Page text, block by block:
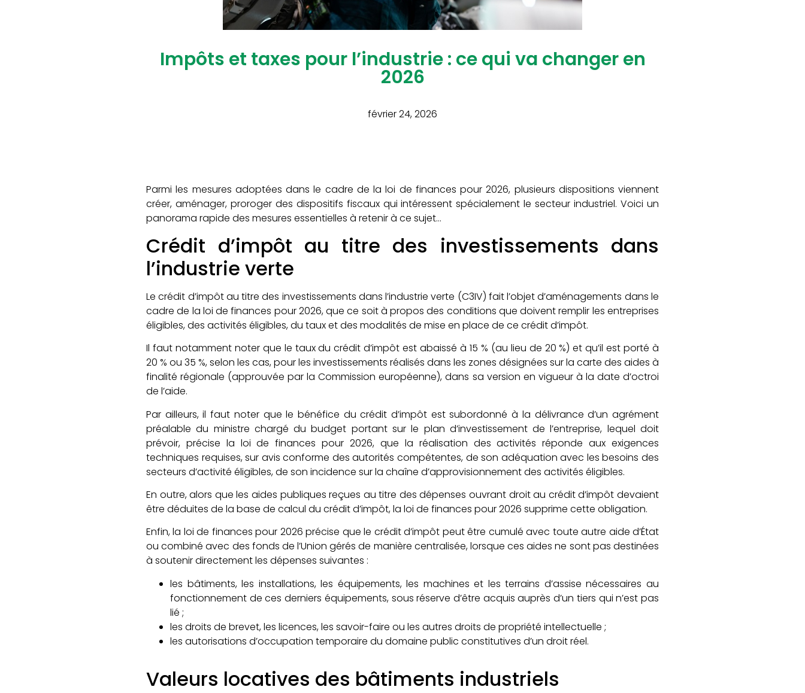
Impôts et taxes pour l’industrie : ce qui va changer en
2026
février 24, 2026
Parmi les mesures adoptées dans le cadre de la loi de finances pour 2026, plusieurs dispositions viennent
créer, aménager, proroger des dispositifs fiscaux qui intéressent spécialement le secteur industriel. Voici un
panorama rapide des mesures essentielles à retenir à ce sujet…
Crédit d’impôt au titre des investissements dans
l’industrie verte
Le crédit d’impôt au titre des investissements dans l’industrie verte (C3IV) fait l’objet d’aménagements dans le
cadre de la loi de finances pour 2026, que ce soit à propos des conditions que doivent remplir les entreprises
éligibles, des activités éligibles, du taux et des modalités de mise en place de ce crédit d’impôt.
Il faut notamment noter que le taux du crédit d’impôt est abaissé à 15 % (au lieu de 20 %) et qu’il est porté à
20 % ou 35 %, selon les cas, pour les investissements réalisés dans les zones désignées sur la carte des aides à
finalité régionale (approuvée par la Commission européenne), dans sa version en vigueur à la date d’octroi
de l’aide.
Par ailleurs, il faut noter que le bénéfice du crédit d’impôt est subordonné à la délivrance d’un agrément
préalable du ministre chargé du budget portant sur le plan d’investissement de l’entreprise, lequel doit
prévoir, précise la loi de finances pour 2026, que la réalisation des activités réponde aux exigences
techniques requises, sur avis conforme des autorités compétentes, de son adéquation avec les besoins des
secteurs d’activité éligibles, de son incidence sur la chaîne d’approvisionnement des activités éligibles.
En outre, alors que les aides publiques reçues au titre des dépenses ouvrant droit au crédit d’impôt devaient
être déduites de la base de calcul du crédit d’impôt, la loi de finances pour 2026 supprime cette obligation.
Enfin, la loi de finances pour 2026 précise que le crédit d’impôt peut être cumulé avec toute autre aide d’État
ou combiné avec des fonds de l’Union gérés de manière centralisée, lorsque ces aides ne sont pas destinées
à soutenir directement les dépenses suivantes :
les bâtiments, les installations, les équipements, les machines et les terrains d’assise nécessaires au
fonctionnement de ces derniers équipements, sous réserve d’être acquis auprès d’un tiers qui n’est pas
lié ;
les droits de brevet, les licences, les savoir-faire ou les autres droits de propriété intellectuelle ;
les autorisations d’occupation temporaire du domaine public constitutives d’un droit réel.
Valeurs locatives des bâtiments industriels